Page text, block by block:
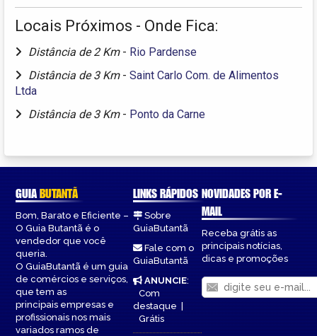
Locais Próximos - Onde Fica:
Distância de 2 Km - Rio Pardense
Distância de 3 Km - Saint Carlo Com. de Alimentos
Ltda
Distância de 3 Km - Ponto da Carne
GUIABUTANTÃ
Bom, Barato e Eficiente –
O Guia Butantã é o
vendedor que você
queria.
O GuiaButantã é um guia
de comércios e serviços,
que tem as
principais empresas e
profissionais nos mais
variados ramos de
LINKS RÁPIDOS
Sobre
GuiaButantã
Fale com o
GuiaButantã
ANUNCIE:
Com
destaque|
Grátis
NOVIDADES POR E-
MAIL
Receba grátis as
principais notícias,
dicas e promoções